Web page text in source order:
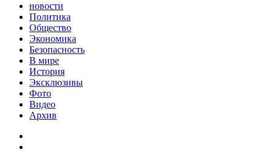
новости
Политика
Общество
Экономика
Безопасность
В мире
История
Эксклюзивы
Фото
Видео
Архив